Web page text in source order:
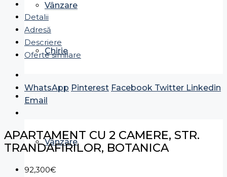
Vânzare
Chirie
Case
Vânzare
Detalii
Adresă
Descriere
Oferte similare
WhatsApp Pinterest Facebook Twitter Linkedin
Email
APARTAMENT CU 2 CAMERE, STR.
TRANDAFIRILOR, BOTANICA
92,300€